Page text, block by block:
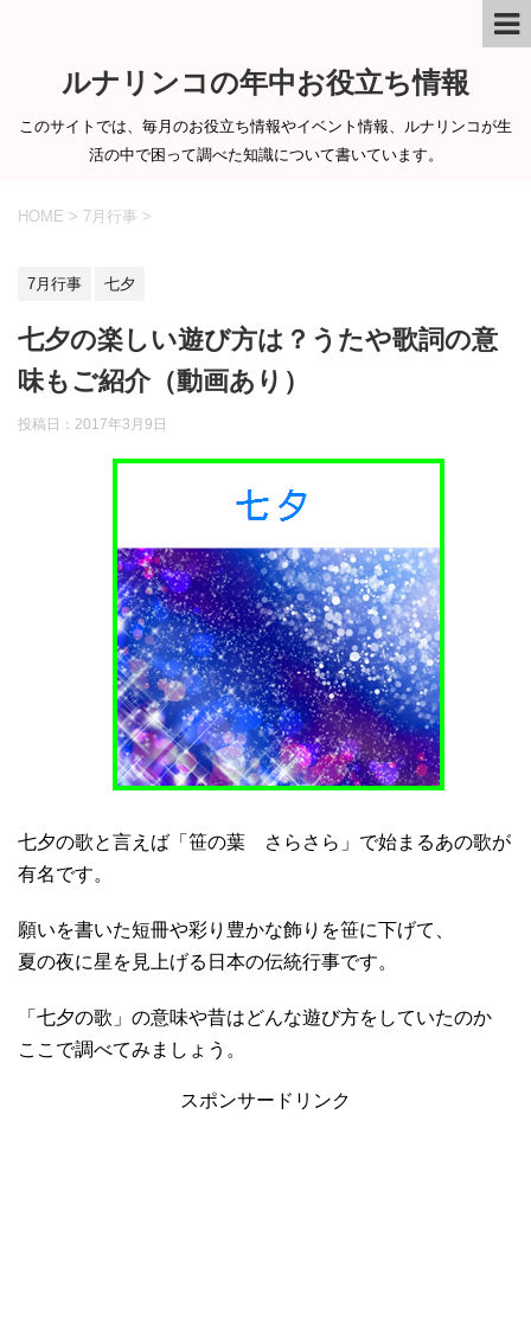
ルナリンコの年中お役立ち情報
このサイトでは、毎月のお役立ち情報やイベント情報、ルナリンコが生
活の中で困って調べた知識について書いています。
HOME > 7月行事 >
7月行事 七夕
七夕の楽しい遊び方は？うたや歌詞の意
味もご紹介（動画あり）
投稿日： 2017年3月9日
七夕の歌と言えば「笹の葉 さらさら」で始まるあの歌が
有名です。
願いを書いた短冊や彩り豊かな飾りを笹に下げて、
夏の夜に星を見上げる日本の伝統行事です。
「七夕の歌」の意味や昔はどんな遊び方をしていたのか
ここで調べてみましょう。
スポンサードリンク